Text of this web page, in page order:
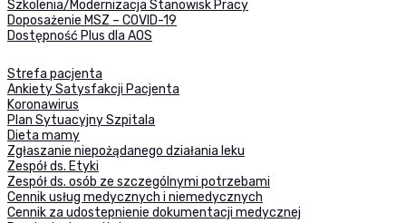
Szkolenia/Modernizacja Stanowisk Pracy
Doposażenie MSZ – COVID-19
Dostępność Plus dla AOS
Strefa pacjenta
Ankiety Satysfakcji Pacjenta
Koronawirus
Plan Sytuacyjny Szpitala
Dieta mamy
Zgłaszanie niepożądanego działania leku
Zespół ds. Etyki
Zespół ds. osób ze szczególnymi potrzebami
Cennik usług medycznych i niemedycznych
Cennik za udostepnienie dokumentacji medycznej